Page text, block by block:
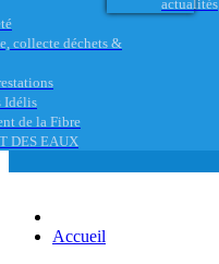
actualités
collecte déchets &
Idélis
de la Fibre
DES EAUX
Accueil